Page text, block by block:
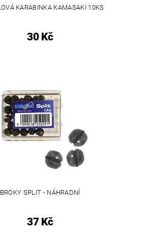
KARABINKA KAMASAKI 10KS
30 Kč
BROKY SPLIT - NÁHRADNÍ
37 Kč